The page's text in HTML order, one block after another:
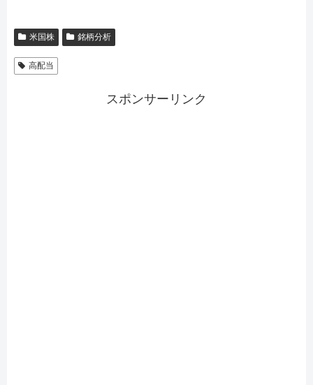
米国株 銘柄分析
高配当
スポンサーリンク